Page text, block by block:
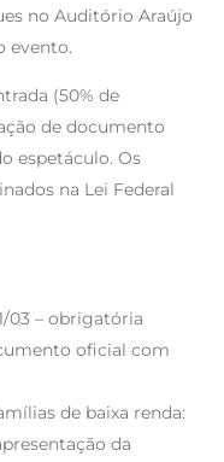
no Auditório Araújo
evento.
(50% de
de documento
espetáculo. Os
na Lei Federal
03 – obrigatória
oficial com
de baixa renda:
da